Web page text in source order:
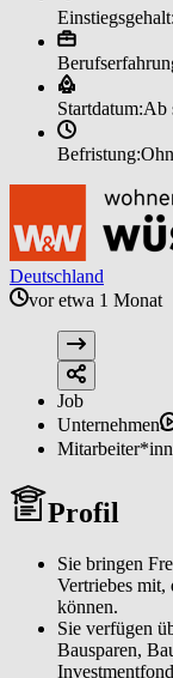
Einstiegsgehalt:
Startdatum:Ab
Befristung:
Deutschland
vor etwa 1 Monat
Job
Unternehmen
Profil
Sie bringen
Vertriebes mit,
können.
Sie verfügen
Bausparen,